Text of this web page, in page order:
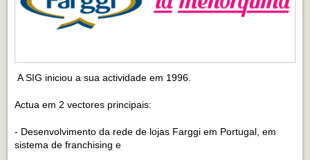
A SIG iniciou a sua actividade em 1996.
Actua em 2 vectores principais:
- Desenvolvimento da rede de lojas Farggi em Portugal, em
sistema de franchising e